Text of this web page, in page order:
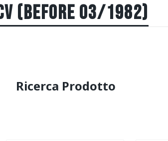
(BEFORE 03/1982)